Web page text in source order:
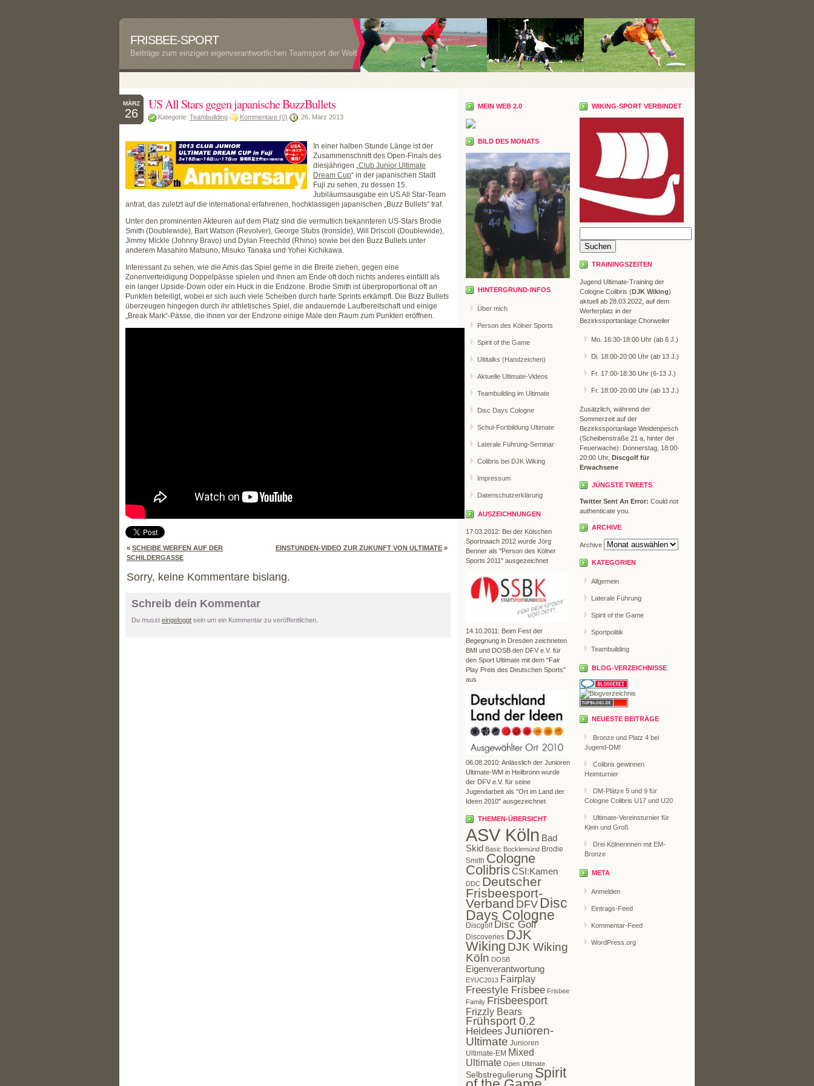
FRISBEE-SPORT
Beiträge zum einzigen eigenverantwortlichen Teamsport der Welt
MÄRZ
26
US All Stars gegen japanische BuzzBullets
Kategorie: Teambuilding Kommentare (0) 26. März 2013
In einer halben Stunde Länge ist der
Zusammenschnitt des Open-Finals des
diesjährigen „Club Junior Ultimate
Dream Cup“ in der japanischen Stadt
Fuji zu sehen, zu dessen 15.
Jubiläumsausgabe ein US All Star-Team
antrat, das zuletzt auf die international erfahrenen, hochklassigen japanischen „Buzz Bullets“ traf.
Unter den prominenten Akteuren auf dem Platz sind die vermutlich bekannteren US-Stars Brodie
Smith (Doublewide), Bart Watson (Revolver), George Stubs (Ironside), Will Driscoll (Doublewide),
Jimmy Mickle (Johnny Bravo) und Dylan Freechild (Rhino) sowie bei den Buzz Bullets unter
anderem Masahiro Matsuno, Misuko Tanaka und Yohei Kichikawa.
Interessant zu sehen, wie die Amis das Spiel gerne in die Breite ziehen, gegen eine
Zonenverteidigung Doppelpässe spielen und ihnen am Ende oft doch nichts anderes einfällt als
ein langer Upside-Down oder ein Huck in die Endzone. Brodie Smith ist überproportional oft an
Punkten beteiligt, wobei er sich auch viele Scheiben durch harte Sprints erkämpft. Die Buzz Bullets
überzeugen hingegen durch ihr athletisches Spiel, die andauernde Laufbereitschaft und einige
„Break Mark“-Pässe, die ihnen vor der Endzone einige Male den Raum zum Punkten eröffnen.
« SCHEIBE WERFEN AUF DER
SCHILDERGASSE
EINSTUNDEN-VIDEO ZUR ZUKUNFT VON ULTIMATE »
Sorry, keine Kommentare bislang.
Schreib dein Kommentar
Du musst eingeloggt sein um ein Kommentar zu veröffentlichen.
MEIN WEB 2.0
BILD DES MONATS
HINTERGRUND-INFOS
Über mich
Person des Kölner Sports
Spirit of the Game
Ultitalks (Handzeichen)
Aktuelle Ultimate-Videos
Teambuilding im Ultimate
Disc Days Cologne
Schul-Fortbildung Ultimate
Laterale Führung-Seminar
Colibris bei DJK Wiking
Impressum
Datenschutzerklärung
AUSZEICHNUNGEN
17.03.2012: Bei der Kölschen
Sportnaach 2012 wurde Jörg
Benner als "Person des Kölner
Sports 2011" ausgezeichnet
14.10.2011: Beim Fest der
Begegnung in Dresden zeichneten
BMI und DOSB den DFV e.V. für
den Sport Ultimate mit dem "Fair
Play Preis des Deutschen Sports"
aus
06.08.2010: Anlässlich der Junioren
Ultimate-WM in Heilbronn wurde
der DFV e.V. für seine
Jugendarbeit als "Ort im Land der
Ideen 2010" ausgezeichnet
THEMEN-ÜBERSICHT
ASV Köln Bad
Skid Basic Bocklemünd Brodie
Smith Cologne
ColibrisCSI:Kamen
DDC Deutscher
Frisbeesport-
Verband DFV Disc
Days Cologne
Discgolf Disc Golf
Discoveries DJK
Wiking DJK Wiking
Köln DOSB
Eigenverantwortung
EYUC2013 Fairplay
Freestyle Frisbee Frisbee
Family Frisbeesport
Frizzly Bears
Frühsport 0.2
Heidees Junioren-
Ultimate Junioren
Ultimate-EM Mixed
Ultimate Open Ultimate
Selbstregulierung Spirit
WIKING-SPORT VERBINDET
TRAININGSZEITEN
Jugend Ultimate-Training der
Cologne Colibris (DJK Wiking)
aktuell ab 28.03.2022, auf dem
Werferplatz in der
Bezirkssportanlage Chorweiler
Mo. 16:30-18:00 Uhr (ab 6 J.)
Di. 18:00-20:00 Uhr (ab 13 J.)
Fr. 17:00-18:30 Uhr (6-13 J.)
Fr. 18:00-20:00 Uhr (ab 13 J.)
Zusätzlich, während der
Sommerzeit auf der
Bezirkssportanlage Weidenpesch
(Scheibenstraße 21 a, hinter der
Feuerwache): Donnerstag, 18:00-
20:00 Uhr, Discgolf für
Erwachsene
JÜNGSTE TWEETS
Twitter Sent An Error: Could not
authenticate you.
ARCHIVE
Archive
KATEGORIEN
Allgemein
Laterale Führung
Spirit of the Game
Sportpolitik
Teambuilding
BLOG-VERZEICHNISSE
NEUESTE BEITRÄGE
Bronze und Platz 4 bei
Jugend-DM!
Colibris gewinnen
Heimturnier
DM-Plätze 5 und 9 für
Cologne Colibris U17 und U20
Ultimate-Vereinsturnier für
Klein und Groß
Drei Kölnerinnen mit EM-
Bronze
META
Anmelden
Eintrags-Feed
Kommentar-Feed
WordPress.org